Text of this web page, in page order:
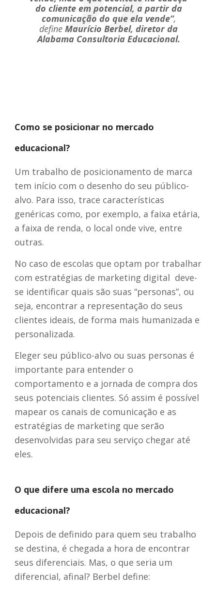
do cliente em potencial, a partir da
comunicação do que ela vende”,
define Maurício Berbel, diretor da
Alabama Consultoria Educacional.
Como se posicionar no mercado
educacional?
Um trabalho de posicionamento de marca
tem início com o desenho do seu público-
alvo. Para isso, trace características
genéricas como, por exemplo, a faixa etária,
a faixa de renda, o local onde vive, entre
outras.
No caso de escolas que optam por trabalhar
com estratégias de marketing digital deve-
se identificar quais são suas “personas”, ou
seja, encontrar a representação do seus
clientes ideais, de forma mais humanizada e
personalizada.
Eleger seu público-alvo ou suas personas é
importante para entender o
comportamento e a jornada de compra dos
seus potenciais clientes. Só assim é possível
mapear os canais de comunicação e as
estratégias de marketing que serão
desenvolvidas para seu serviço chegar até
eles.
O que difere uma escola no mercado
educacional?
Depois de definido para quem seu trabalho
se destina, é chegada a hora de encontrar
seus diferenciais. Mas, o que seria um
diferencial, afinal? Berbel define: